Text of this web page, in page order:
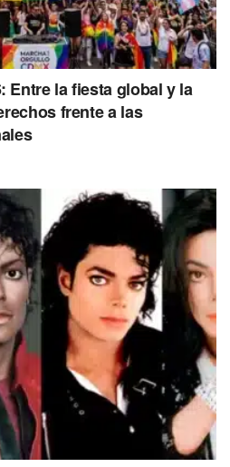
comprar nuevos dispositivos
bicicletas hasta
con ruedas.
Entre la fiesta global y la
frente a las